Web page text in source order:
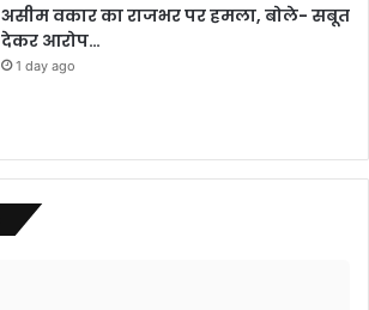
असीम वकार का राजभर पर हमला, बोले- सबूत
देकर आरोप…
1 day ago